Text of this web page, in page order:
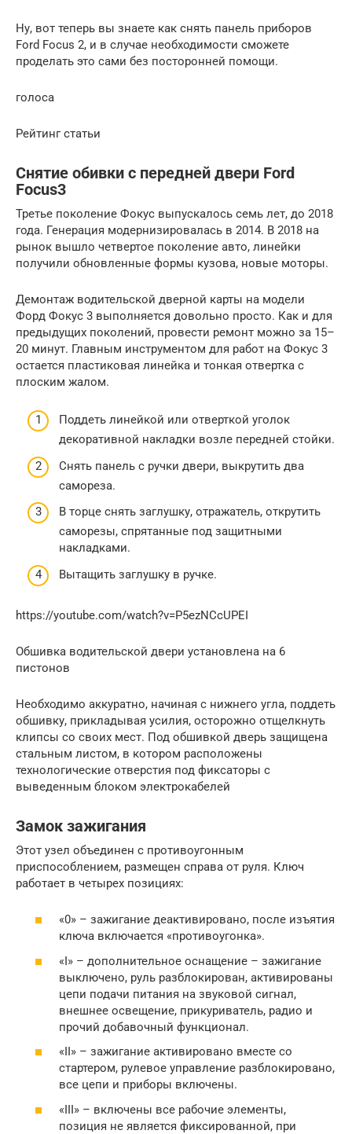
Ну, вот теперь вы знаете как снять панель приборов
Ford Focus 2, и в случае необходимости сможете
проделать это сами без посторонней помощи.
голоса
Рейтинг статьи
Снятие обивки с передней двери Ford
Focus3
Третье поколение Фокус выпускалось семь лет, до 2018
года. Генерация модернизировалась в 2014. В 2018 на
рынок вышло четвертое поколение авто, линейки
получили обновленные формы кузова, новые моторы.
Демонтаж водительской дверной карты на модели
Форд Фокус 3 выполняется довольно просто. Как и для
предыдущих поколений, провести ремонт можно за 15–
20 минут. Главным инструментом для работ на Фокус 3
остается пластиковая линейка и тонкая отвертка с
плоским жалом.
Поддеть линейкой или отверткой уголок
декоративной накладки возле передней стойки.
Снять панель с ручки двери, выкрутить два
самореза.
В торце снять заглушку, отражатель, открутить
саморезы, спрятанные под защитными
накладками.
Вытащить заглушку в ручке.
https://youtube.com/watch?v=P5ezNCcUPEI
Обшивка водительской двери установлена на 6
пистонов
Необходимо аккуратно, начиная с нижнего угла, поддеть
обшивку, прикладывая усилия, осторожно отщелкнуть
клипсы со своих мест. Под обшивкой дверь защищена
стальным листом, в котором расположены
технологические отверстия под фиксаторы с
выведенным блоком электрокабелей
Замок зажигания
Этот узел объединен с противоугонным
приспособлением, размещен справа от руля. Ключ
работает в четырех позициях:
«0» – зажигание деактивировано, после изъятия
ключа включается «противоугонка».
«I» – дополнительное оснащение – зажигание
выключено, руль разблокирован, активированы
цепи подачи питания на звуковой сигнал,
внешнее освещение, прикуриватель, радио и
прочий добавочный функционал.
«II» – зажигание активировано вместе со
стартером, рулевое управление разблокировано,
все цепи и приборы включены.
«III» – включены все рабочие элементы,
позиция не является фиксированной, при